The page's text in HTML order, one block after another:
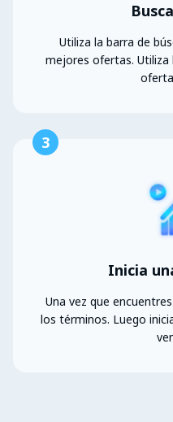
Utiliza la barra de
mejores ofertas.
3
Inicia
Una vez que
los términos. Luego